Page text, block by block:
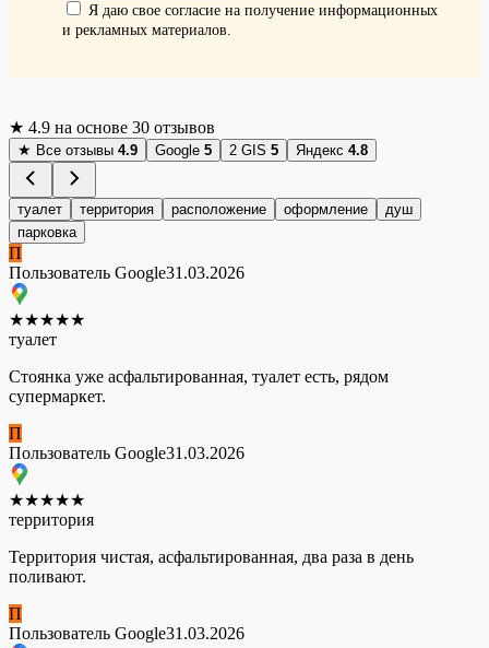
Я даю свое согласие на получение информационных
и рекламных материалов.
★ 4.9 на основе 30 отзывов
★ Все отзывы 4.9 Google 5 2 GIS 5 Яндекс 4.8
туалет территория расположение оформление
душ
парковка
П
Пользователь Google31.03.2026
★★★★★
туалет
Стоянка уже асфальтированная, туалет есть, рядом
супермаркет.
П
Пользователь Google31.03.2026
★★★★★
территория
Территория чистая, асфальтированная, два раза в день
поливают.
П
Пользователь Google31.03.2026